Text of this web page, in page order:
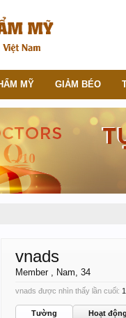
vnads
Member , Nam, 34
vnads được nhìn thấy lần cuối:
Tường Hoạt
MỸ GIẢM BÉO